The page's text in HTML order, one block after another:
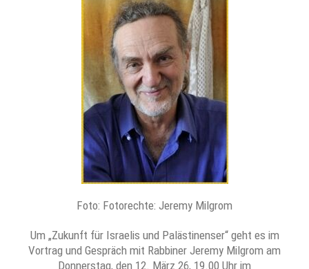
Foto: Fotorechte: Jeremy Milgrom
Um „Zukunft für Israelis und Palästinenser“ geht es im
Vortrag und Gespräch mit Rabbiner Jeremy Milgrom am
Donnerstag, den 12. März 26, 19.00 Uhr im